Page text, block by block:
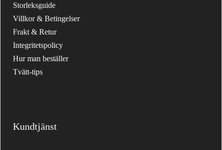
Storleksguide
Villkor & Betingelser
Frakt & Retur
Integritetspolicy
Hur man beställer
Tvätt-tips
Kundtjänst